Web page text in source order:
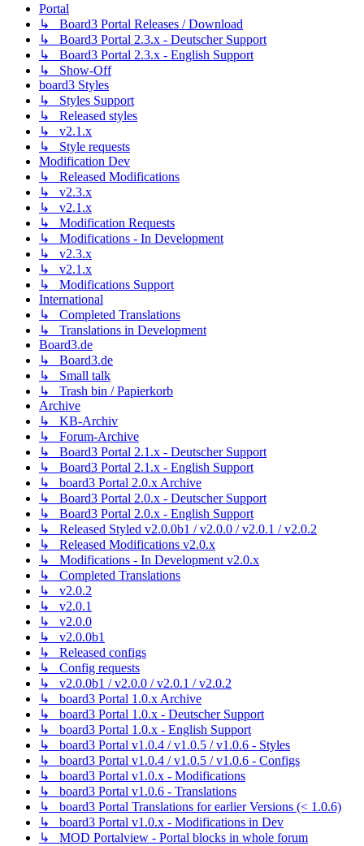
Portal
↳ Board3 Portal Releases / Download
↳ Board3 Portal 2.3.x - Deutscher Support
↳ Board3 Portal 2.3.x - English Support
↳ Show-Off
board3 Styles
↳ Styles Support
↳ Released styles
↳ v2.1.x
↳ Style requests
Modification Dev
↳ Released Modifications
↳ v2.3.x
↳ v2.1.x
↳ Modification Requests
↳ Modifications - In Development
↳ v2.3.x
↳ v2.1.x
↳ Modifications Support
International
↳ Completed Translations
↳ Translations in Development
Board3.de
↳ Board3.de
↳ Small talk
↳ Trash bin / Papierkorb
Archive
↳ KB-Archiv
↳ Forum-Archive
↳ Board3 Portal 2.1.x - Deutscher Support
↳ Board3 Portal 2.1.x - English Support
↳ board3 Portal 2.0.x Archive
↳ Board3 Portal 2.0.x - Deutscher Support
↳ Board3 Portal 2.0.x - English Support
↳ Released Styled v2.0.0b1 / v2.0.0 / v2.0.1 / v2.0.2
↳ Released Modifications v2.0.x
↳ Modifications - In Development v2.0.x
↳ Completed Translations
↳ v2.0.2
↳ v2.0.1
↳ v2.0.0
↳ v2.0.0b1
↳ Released configs
↳ Config requests
↳ v2.0.0b1 / v2.0.0 / v2.0.1 / v2.0.2
↳ board3 Portal 1.0.x Archive
↳ board3 Portal 1.0.x - Deutscher Support
↳ board3 Portal 1.0.x - English Support
↳ board3 Portal v1.0.4 / v1.0.5 / v1.0.6 - Styles
↳ board3 Portal v1.0.4 / v1.0.5 / v1.0.6 - Configs
↳ board3 Portal v1.0.x - Modifications
↳ board3 Portal v1.0.6 - Translations
↳ board3 Portal Translations for earlier Versions (< 1.0.6)
↳ board3 Portal v1.0.x - Modifications in Dev
↳ MOD Portalview - Portal blocks in whole forum